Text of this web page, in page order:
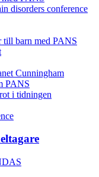
disorders conference
till barn med PANS
Cunningham
PANS
i tidningen